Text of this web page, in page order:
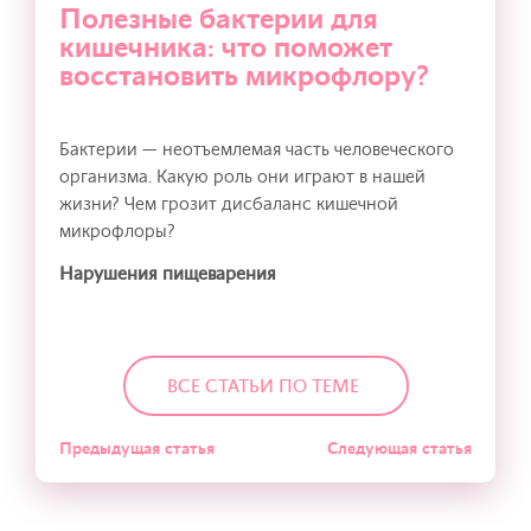
Полезные бактерии для
кишечника: что поможет
восстановить микрофлору?
Бактерии — неотъемлемая часть человеческого
организма. Какую роль они играют в нашей
жизни? Чем грозит дисбаланс кишечной
микрофлоры?
Нарушения пищеварения
ВСЕ СТАТЬИ ПО ТЕМЕ
Предыдущая статья Следующая статья